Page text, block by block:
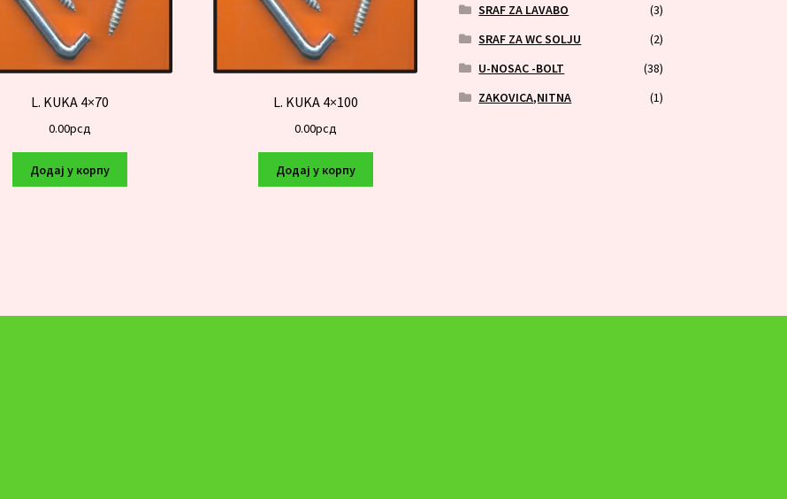
L. KUKA 4×70
0.00рсд
Додај у корпу
L. KUKA 4×100
0.00рсд
Додај у корпу
SRAF ZA LAVABO
(3)
SRAF ZA WC SOLJU
(2)
U-NOSAC -BOLT
(38)
ZAKOVICA,NITNA
(1)